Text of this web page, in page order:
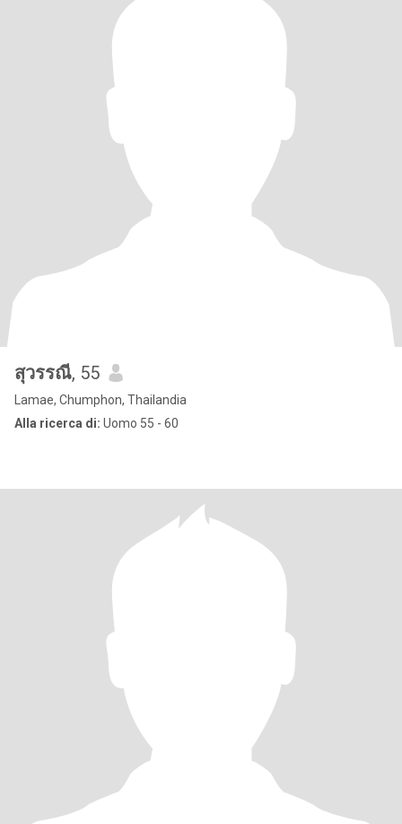
สุวรรณี, 55
Lamae, Chumphon, Thailandia
Alla ricerca di: Uomo 55 - 60